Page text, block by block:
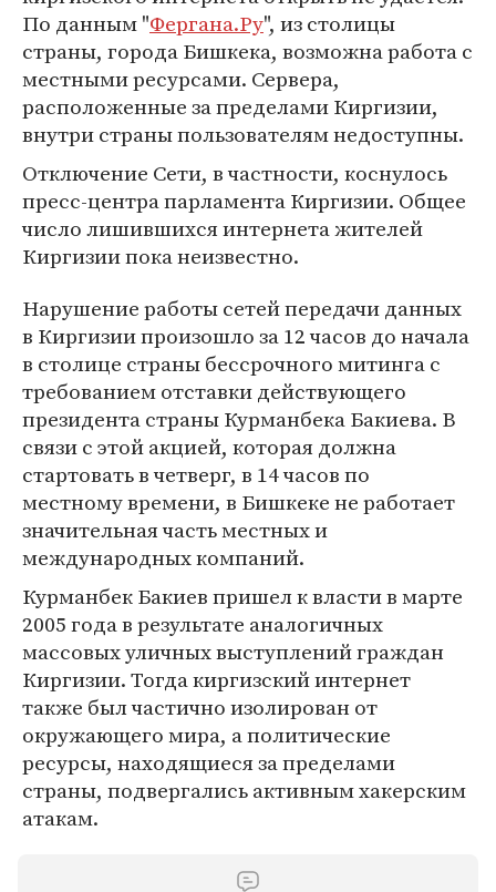
По данным "Фергана.Ру", из столицы
страны, города Бишкека, возможна работа с
местными ресурсами. Сервера,
расположенные за пределами Киргизии,
внутри страны пользователям недоступны.
Отключение Сети, в частности, коснулось
пресс-центра парламента Киргизии. Общее
число лишившихся интернета жителей
Киргизии пока неизвестно.
Нарушение работы сетей передачи данных
в Киргизии произошло за 12 часов до начала
в столице страны бессрочного митинга с
требованием отставки действующего
президента страны Курманбека Бакиева. В
связи с этой акцией, которая должна
стартовать в четверг, в 14 часов по
местному времени, в Бишкеке не работает
значительная часть местных и
международных компаний.
Курманбек Бакиев пришел к власти в марте
2005 года в результате аналогичных
массовых уличных выступлений граждан
Киргизии. Тогда киргизский интернет
также был частично изолирован от
окружающего мира, а политические
ресурсы, находящиеся за пределами
страны, подвергались активным хакерским
атакам.